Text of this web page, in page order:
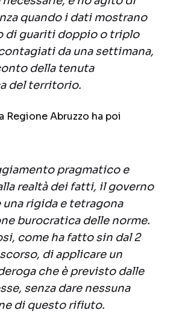
quando i dati mostrano
di guariti doppio o triplo
da una settimana,
della tenuta
del territorio.
Regione Abruzzo ha poi
pragmatico e
realtà dei fatti, il governo
rigida e tetragona
burocratica delle norme.
come ha fatto sin dal 2
di applicare un
che è previsto dalle
senza dare nessuna
di questo rifiuto.